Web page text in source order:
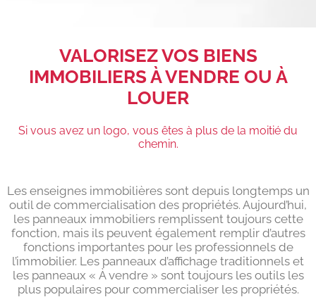
VALORISEZ VOS BIENS
IMMOBILIERS À VENDRE OU À
LOUER
Si vous avez un logo, vous êtes à plus de la moitié du
chemin.
Les enseignes immobilières sont depuis longtemps un
outil de commercialisation des propriétés. Aujourd’hui,
les panneaux immobiliers remplissent toujours cette
fonction, mais ils peuvent également remplir d’autres
fonctions importantes pour les professionnels de
l’immobilier. Les panneaux d’affichage traditionnels et
les panneaux « À vendre » sont toujours les outils les
plus populaires pour commercialiser les propriétés.